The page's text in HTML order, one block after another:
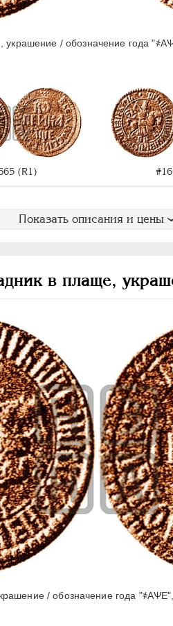
украшение / обозначение года
(R1)
Показать описания и цены
в плаще,
/ обозначение года